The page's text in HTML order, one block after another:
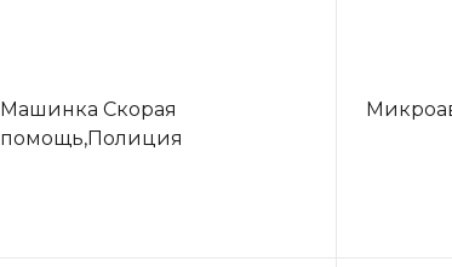
Машинка Скорая
помощь,Полиция